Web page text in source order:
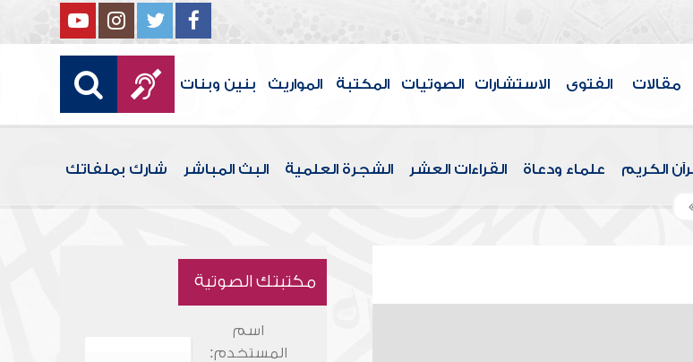
مقالات الفتوى الاستشارات الصوتيات المكتبة المواريث بنين وبنات
الكريم علماء ودعاة القراءات العشر الشجرة العلمية البث المباشر شارك بملفاتك
مكتبتك الصوتية
اسم
المستخدم: